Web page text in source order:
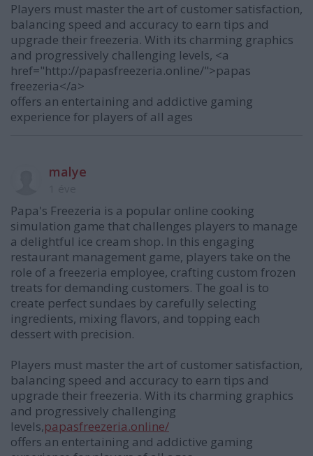
Players must master the art of customer satisfaction,
balancing speed and accuracy to earn tips and
upgrade their freezeria. With its charming graphics
and progressively challenging levels, <a
href="http://papasfreezeria.online/">papas
freezeria</a>
offers an entertaining and addictive gaming
experience for players of all ages
malye
Papa's Freezeria is a popular online cooking
simulation game that challenges players to manage
a delightful ice cream shop. In this engaging
restaurant management game, players take on the
role of a freezeria employee, crafting custom frozen
treats for demanding customers. The goal is to
create perfect sundaes by carefully selecting
ingredients, mixing flavors, and topping each
dessert with precision.
Players must master the art of customer satisfaction,
balancing speed and accuracy to earn tips and
upgrade their freezeria. With its charming graphics
and progressively challenging
levels,papasfreezeria.online/
offers an entertaining and addictive gaming